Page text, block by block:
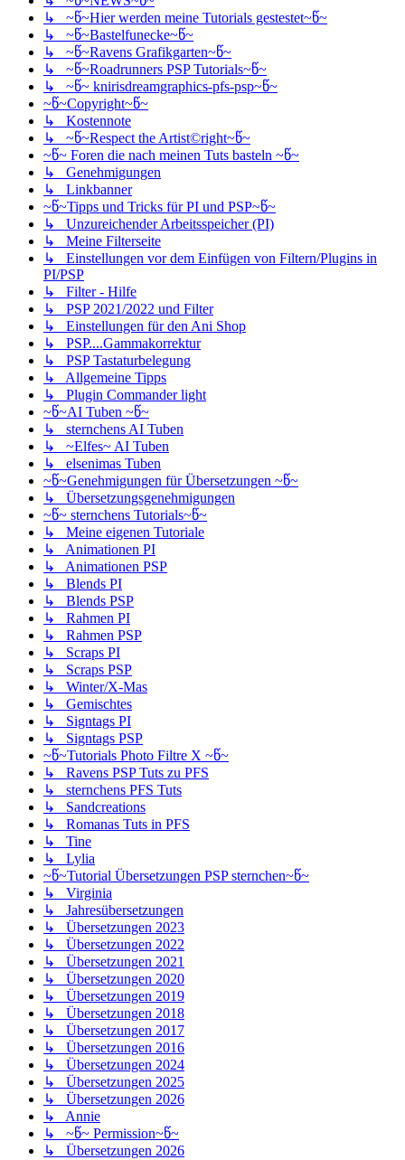
↳ ~წ~Hier werden meine Tutorials gestestet~წ~
↳ ~წ~Bastelfunecke~წ~
↳ ~წ~Ravens Grafikgarten~წ~
↳ ~წ~Roadrunners PSP Tutorials~წ~
↳ ~წ~ knirisdreamgraphics-pfs-psp~წ~
~წ~Copyright~წ~
↳ Kostennote
↳ ~წ~Respect the Artist©right~წ~
~წ~ Foren die nach meinen Tuts basteln ~წ~
↳ Genehmigungen
↳ Linkbanner
~წ~Tipps und Tricks für PI und PSP~წ~
↳ Unzureichender Arbeitsspeicher (PI)
↳ Meine Filterseite
↳ Einstellungen vor dem Einfügen von Filtern/Plugins in
PI/PSP
↳ Filter - Hilfe
↳ PSP 2021/2022 und Filter
↳ Einstellungen für den Ani Shop
↳ PSP....Gammakorrektur
↳ PSP Tastaturbelegung
↳ Allgemeine Tipps
↳ Plugin Commander light
~წ~AI Tuben ~წ~
↳ sternchens AI Tuben
↳ ~Elfes~ AI Tuben
↳ elsenimas Tuben
~წ~Genehmigungen für Übersetzungen ~წ~
↳ Übersetzungsgenehmigungen
~წ~ sternchens Tutorials~წ~
↳ Meine eigenen Tutoriale
↳ Animationen PI
↳ Animationen PSP
↳ Blends PI
↳ Blends PSP
↳ Rahmen PI
↳ Rahmen PSP
↳ Scraps PI
↳ Scraps PSP
↳ Winter/X-Mas
↳ Gemischtes
↳ Signtags PI
↳ Signtags PSP
~წ~Tutorials Photo Filtre X ~წ~
↳ Ravens PSP Tuts zu PFS
↳ sternchens PFS Tuts
↳ Sandcreations
↳ Romanas Tuts in PFS
↳ Tine
↳ Lylia
~წ~Tutorial Übersetzungen PSP sternchen~წ~
↳ Virginia
↳ Jahresübersetzungen
↳ Übersetzungen 2023
↳ Übersetzungen 2022
↳ Übersetzungen 2021
↳ Übersetzungen 2020
↳ Übersetzungen 2019
↳ Übersetzungen 2018
↳ Übersetzungen 2017
↳ Übersetzungen 2016
↳ Übersetzungen 2024
↳ Übersetzungen 2025
↳ Übersetzungen 2026
↳ Annie
↳ ~წ~ Permission~წ~
↳ Übersetzungen 2026